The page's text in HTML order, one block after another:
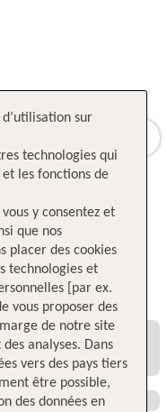
les prix
sur
technologies qui
et les fonctions de
y consentez et
que nos
placer des cookies
technologies et
[par ex.
vous proposer des
de notre site
analyses. Dans
vers des pays tiers
être possible,
des données en